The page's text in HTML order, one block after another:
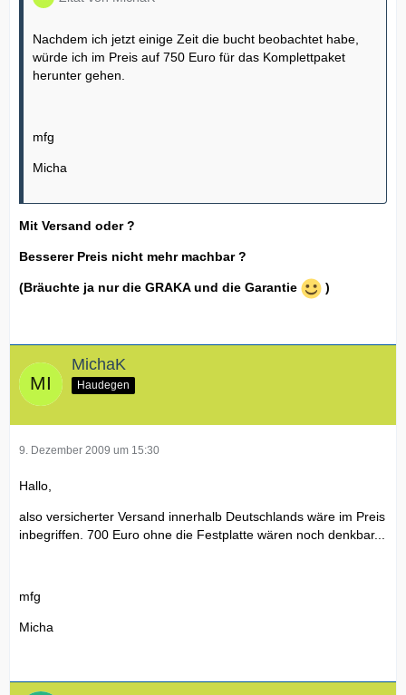
Nachdem ich jetzt einige Zeit die bucht beobachtet habe,
würde ich im Preis auf 750 Euro für das Komplettpaket
herunter gehen.
mfg
Micha
Mit Versand oder ?
Besserer Preis nicht mehr machbar ?
(Bräuchte ja nur die GRAKA und die Garantie )
MichaK
Haudegen
9. Dezember 2009 um 15:30
Hallo,
also versicherter Versand innerhalb Deutschlands wäre im Preis
inbegriffen. 700 Euro ohne die Festplatte wären noch denkbar...
mfg
Micha